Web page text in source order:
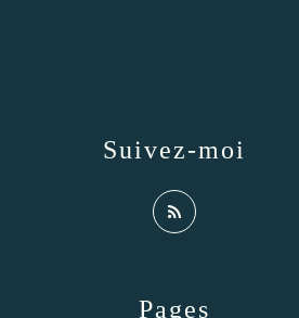
Pages
Suivez-moi